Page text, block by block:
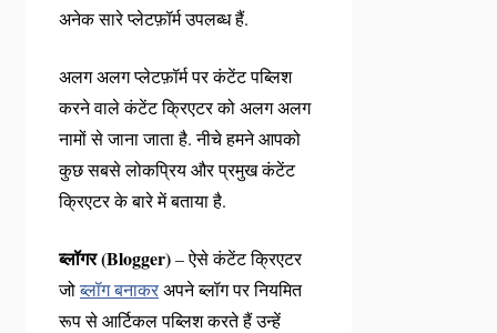
अनेक सारे प्लेटफ़ॉर्म उपलब्ध हैं.
अलग अलग प्लेटफ़ॉर्म पर कंटेंट पब्लिश
करने वाले कंटेंट क्रिएटर को अलग अलग
नामों से जाना जाता है. नीचे हमने आपको
कुछ सबसे लोकप्रिय और प्रमुख कंटेंट
क्रिएटर के बारे में बताया है.
ब्लॉगर (Blogger)– ऐसे कंटेंट क्रिएटर
जोब्लॉग बनाकरअपने ब्लॉग पर नियमित
रूप से आर्टिकल पब्लिश करते हैं उन्हें